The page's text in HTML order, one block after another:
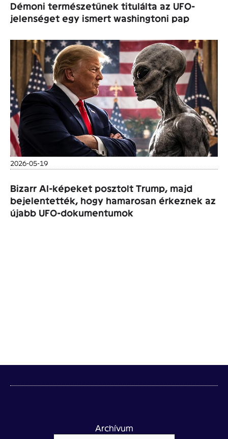
Démoni természetűnek titulálta az UFO-
jelenséget egy ismert washingtoni pap
2026-05-19
Bizarr AI-képeket posztolt Trump, majd
bejelentették, hogy hamarosan érkeznek az
újabb UFO-dokumentumok
Archívum